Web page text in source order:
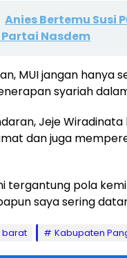
Anies Bertemu Susi
Partai Nasdem
MUI jangan hanya
syariah
Jeje
dan juga
tergantung pola
saya sering
barat Kabupaten